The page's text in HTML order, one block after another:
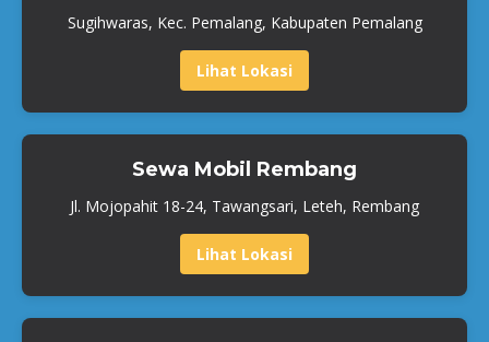
Sugihwaras, Kec. Pemalang, Kabupaten Pemalang
Lihat Lokasi
Sewa Mobil Rembang
Jl. Mojopahit 18-24, Tawangsari, Leteh, Rembang
Lihat Lokasi